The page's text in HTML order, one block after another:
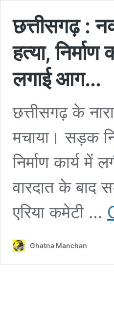
छत्तीसगढ़ :
हत्या,
लगाई आग…
छत्तीसगढ़ के
मचाया। सड़क
निर्माण कार्य
वारदात के बाद
एरिया कमेटी …
Ghatna Manchan